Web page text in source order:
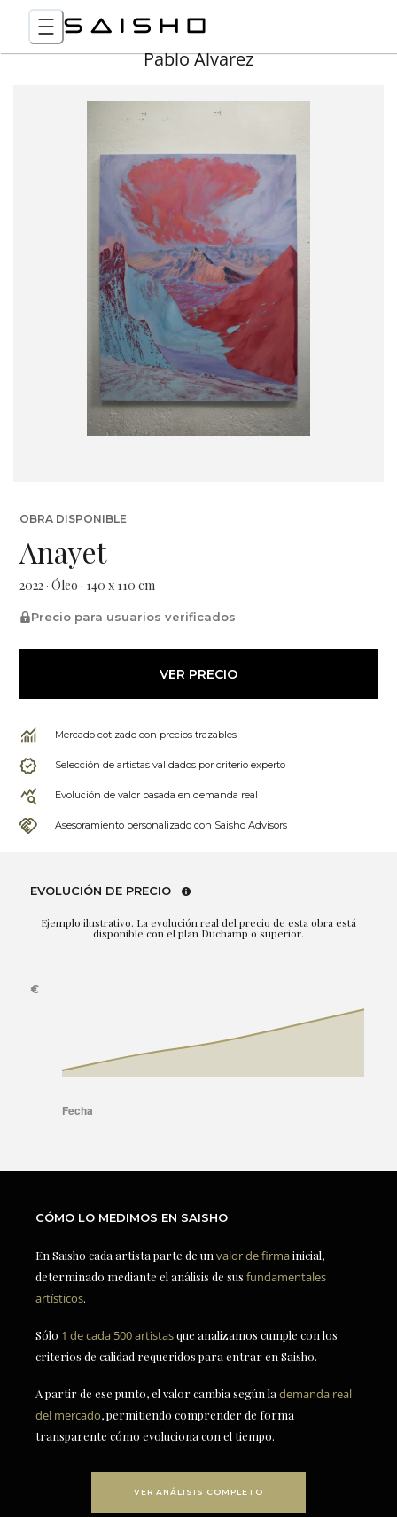
Pablo Álvarez
OBRA DISPONIBLE
Anayet
2022 · Óleo · 140 x 110 cm
Precio para usuarios verificados
VER PRECIO
Mercado cotizado con precios trazables
Selección de artistas validados por criterio experto
Evolución de valor basada en demanda real
Asesoramiento personalizado con Saisho Advisors
EVOLUCIÓN DE PRECIO
Ejemplo ilustrativo. La evolución real del precio de esta obra está
disponible con el plan Duchamp o superior.
CÓMO LO MEDIMOS EN SAISHO
En Saisho cada artista parte de un valor de firmainicial,
determinado mediante el análisis de sus fundamentales
artísticos.
Sólo 1 de cada 500 artistasque analizamos cumple con los
criterios de calidad requeridos para entrar en Saisho.
A partir de ese punto, el valor cambia según la demanda real
del mercado, permitiendo comprender de forma
transparente cómo evoluciona con el tiempo.
VER ANÁLISIS COMPLETO